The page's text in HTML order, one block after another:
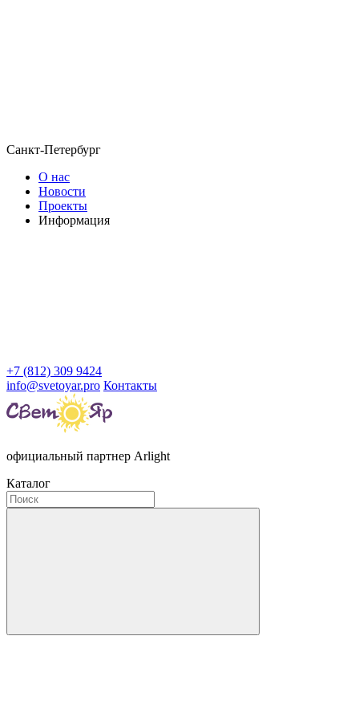
Санкт-Петербург
О нас
Новости
Проекты
Информация
+7 (812) 309 9424
info@svetoyar.pro Контакты
официальный партнер Arlight
Каталог